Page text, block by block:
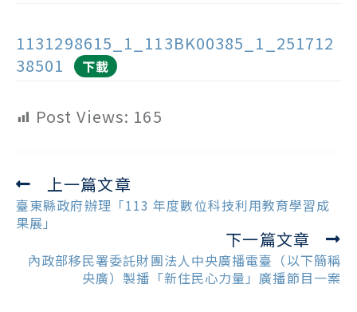
1131298615_1_113BK00385_1_251712
38501
下載
Post Views: 165
Read
more
articles
上一篇文章
臺東縣政府辦理「113 年度數位科技利用教育學習成
果展」
下一篇文章
內政部移民署委託財團法人中央廣播電臺（以下簡稱
央廣）製播「新住民心力量」廣播節目一案